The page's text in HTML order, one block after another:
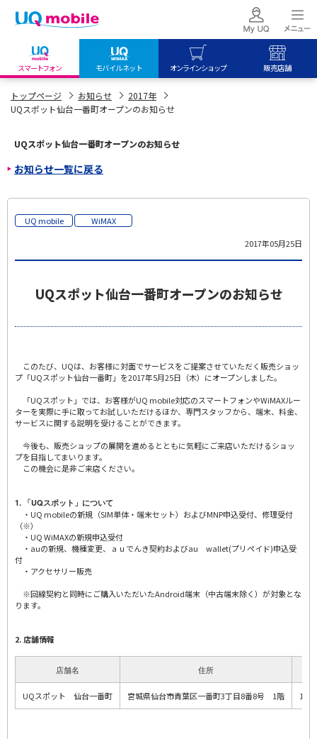
スマートフォン モバイルネット オンラインショップ 販売店舗
my UQ WiMAX
UQ WiMAX ご契約の方
My UQ mobile
データチャージサイト
UQ mobile
オンラインショップ
UQ WiMAX
UQ mobile
販売店舗
UQ WiMAX
トップページ お知らせ
2017年
UQスポット仙台一番町オープンのお知らせ
UQスポット仙台一番町オープンのお知らせ
お知らせ一覧に戻る
UQ mobile
WiMAX
2017年05月25日
UQスポット仙台一番町オープンのお知らせ
このたび、UQは、お客様に対面でサービスをご提案させていただく販売ショッ
プ「UQスポット仙台一番町」を2017年5月25日（木）にオープンしました。
「UQスポット」では、お客様がUQ mobile対応のスマートフォンやWiMAXルー
ターを実際に手に取ってお試しいただけるほか、専門スタッフから、端末、料金、
サービスに関する説明を受けることができます。
今後も、販売ショップの展開を進めるとともに気軽にご来店いただけるショッ
プを目指してまいります。
この機会に是非ご来店ください。
1. 「UQスポット」について
・UQ mobileの新規（SIM単体・端末セット）およびMNP申込受付、修理受付
（※）
・UQ WiMAXの新規申込受付
・auの新規、機種変更、ａｕでんき契約およびau wallet(プリペイド)申込受
付
・アクセサリー販売
※回線契約と同時にご購入いただいたAndroid端末（中古端末除く）が対象とな
ります。
2. 店舗情報
店舗名 住所
UQスポット 仙台一番町 宮城県仙台市青葉区一番町3丁目8番8号 1階